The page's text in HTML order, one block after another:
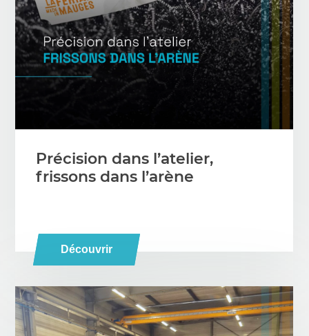
Précision dans l’atelier,
frissons dans l’arène
Découvrir